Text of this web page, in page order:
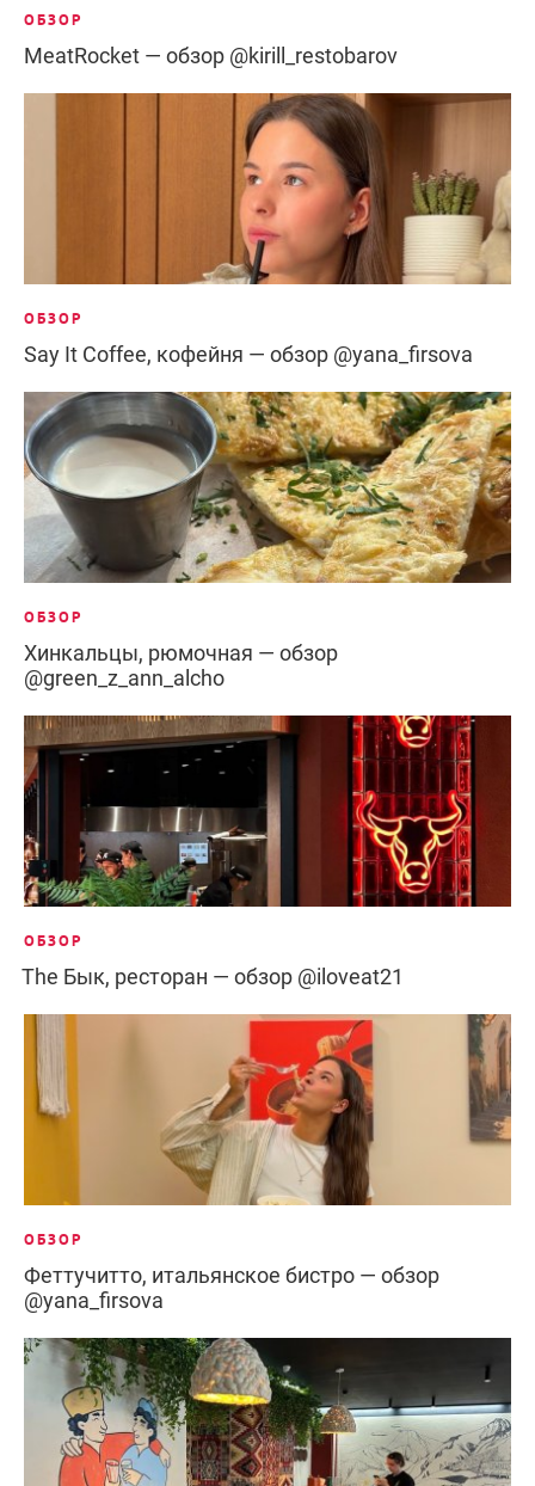
ОБЗОР
MeatRocket — обзор @kirill_restobarov
ОБЗОР
Say It Coffee, кофейня — обзор @yana_firsova
ОБЗОР
Хинкальцы, рюмочная — обзор
@green_z_ann_alcho
ОБЗОР
The Бык, ресторан — обзор @iloveat21
ОБЗОР
Феттучитто, итальянское бистро — обзор
@yana_firsova